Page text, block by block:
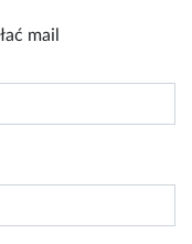
mail